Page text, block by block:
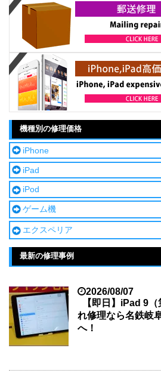
機種別の修理価格
iPhone
iPad
iPod
ゲーム機
エクスペリア
最新の修理事例
2026/08/07
【即日】iPad 9
れ修理なら名鉄岐
へ！